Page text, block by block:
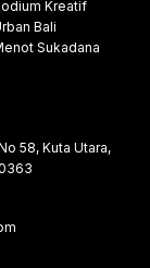
Kreatif
Bali
Sukadana
58, Kuta Utara,